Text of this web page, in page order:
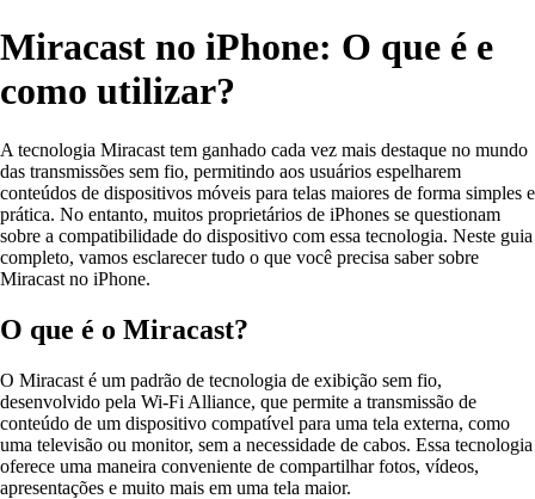
Miracast no iPhone: O que é e
como utilizar?
A tecnologia Miracast tem ganhado cada vez mais destaque no mundo
das transmissões sem fio, permitindo aos usuários espelharem
conteúdos de dispositivos móveis para telas maiores de forma simples e
prática. No entanto, muitos proprietários de iPhones se questionam
sobre a compatibilidade do dispositivo com essa tecnologia. Neste guia
completo, vamos esclarecer tudo o que você precisa saber sobre
Miracast no iPhone.
O que é o Miracast?
O Miracast é um padrão de tecnologia de exibição sem fio,
desenvolvido pela Wi-Fi Alliance, que permite a transmissão de
conteúdo de um dispositivo compatível para uma tela externa, como
uma televisão ou monitor, sem a necessidade de cabos. Essa tecnologia
oferece uma maneira conveniente de compartilhar fotos, vídeos,
apresentações e muito mais em uma tela maior.